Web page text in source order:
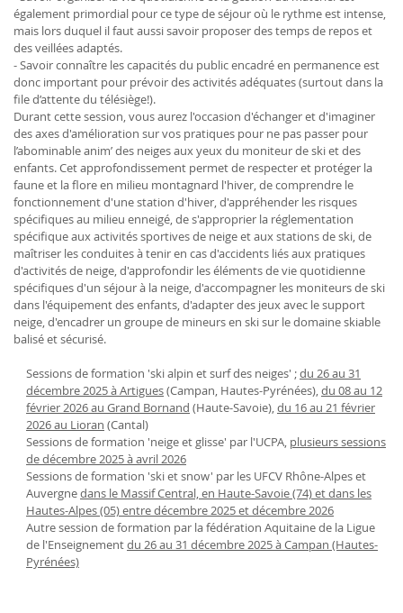
également primordial pour ce type de séjour où le rythme est intense,
mais lors duquel il faut aussi savoir proposer des temps de repos et
des veillées adaptés.
- Savoir connaître les capacités du public encadré en permanence est
donc important pour prévoir des activités adéquates (surtout dans la
file d’attente du télésiège!).
Durant cette session, vous aurez l'occasion d'échanger et d'imaginer
des axes d'amélioration sur vos pratiques pour ne pas passer pour
l’abominable anim’ des neiges aux yeux du moniteur de ski et des
enfants. Cet approfondissement permet de respecter et protéger la
faune et la flore en milieu montagnard l'hiver, de comprendre le
fonctionnement d'une station d'hiver, d'appréhender les risques
spécifiques au milieu enneigé, de s'approprier la réglementation
spécifique aux activités sportives de neige et aux stations de ski, de
maîtriser les conduites à tenir en cas d'accidents liés aux pratiques
d'activités de neige, d'approfondir les éléments de vie quotidienne
spécifiques d'un séjour à la neige, d'accompagner les moniteurs de ski
dans l'équipement des enfants, d'adapter des jeux avec le support
neige, d'encadrer un groupe de mineurs en ski sur le domaine skiable
balisé et sécurisé.
Sessions de formation 'ski alpin et surf des neiges' ;du 26 au 31
décembre 2025 à Artigues(Campan, Hautes-Pyrénées),du 08 au 12
février 2026 au Grand Bornand (Haute-Savoie),du 16 au 21 février
2026 au Lioran (Cantal)
Sessions de formation 'neige et glisse' par l'UCPA, plusieurs sessions
de décembre 2025 à avril 2026
Sessions de formation 'ski et snow' par les UFCV Rhône-Alpes et
Auvergnedans le Massif Central, en Haute-Savoie (74) et dans les
Hautes-Alpes (05) entre décembre 2025 et décembre 2026
Autre session de formation par la fédération Aquitaine de la Ligue
de l'Enseignementdu 26 au 31 décembre 2025 à Campan (Hautes-
Pyrénées)